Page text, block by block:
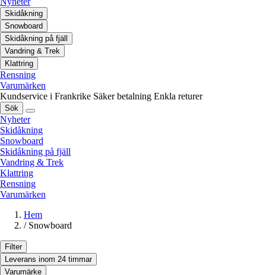
Skidåkning
Snowboard
Skidåkning på fjäll
Vandring & Trek
Klattring
Rensning
Varumärken
Kundservice i Frankrike Säker betalning Enkla returer
Sök
Nyheter
Skidåkning
Snowboard
Skidåkning på fjäll
Vandring & Trek
Klattring
Rensning
Varumärken
Hem
/ Snowboard
Filter
Leverans inom 24 timmar
Varumärke